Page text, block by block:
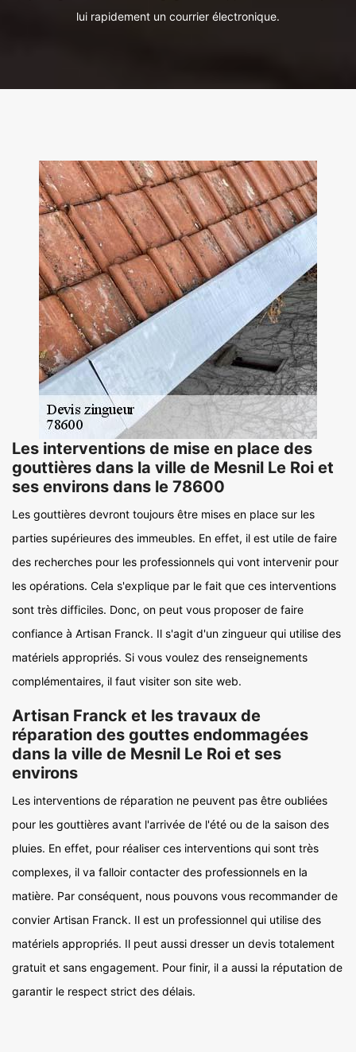
lui rapidement un courrier électronique.
Les interventions de mise en place des
gouttières dans la ville de Mesnil Le Roi et
ses environs dans le 78600
Les gouttières devront toujours être mises en place sur les
parties supérieures des immeubles. En effet, il est utile de faire
des recherches pour les professionnels qui vont intervenir pour
les opérations. Cela s'explique par le fait que ces interventions
sont très difficiles. Donc, on peut vous proposer de faire
confiance à Artisan Franck. Il s'agit d'un zingueur qui utilise des
matériels appropriés. Si vous voulez des renseignements
complémentaires, il faut visiter son site web.
Artisan Franck et les travaux de
réparation des gouttes endommagées
dans la ville de Mesnil Le Roi et ses
environs
Les interventions de réparation ne peuvent pas être oubliées
pour les gouttières avant l'arrivée de l'été ou de la saison des
pluies. En effet, pour réaliser ces interventions qui sont très
complexes, il va falloir contacter des professionnels en la
matière. Par conséquent, nous pouvons vous recommander de
convier Artisan Franck. Il est un professionnel qui utilise des
matériels appropriés. Il peut aussi dresser un devis totalement
gratuit et sans engagement. Pour finir, il a aussi la réputation de
garantir le respect strict des délais.